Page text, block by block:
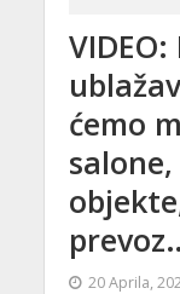
ćemo
20 Aprila,